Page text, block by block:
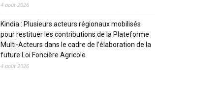
4 août 2026
Kindia : Plusieurs acteurs régionaux mobilisés
pour restituer les contributions de la Plateforme
Multi-Acteurs dans le cadre de l’élaboration de la
future Loi Foncière Agricole
4 août 2026